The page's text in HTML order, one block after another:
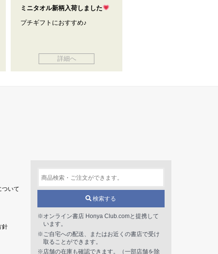
ミニタオル新柄入荷しました
プチギフトにおすすめ♪
詳細へ
検索する
※オンライン書店 Honya Club.comと提携して
います。
※ご自宅への配送、またはお近くの書店で受け
取ることができます。
※店舗の在庫も確認できます。（一部店舗を除
ついて
針